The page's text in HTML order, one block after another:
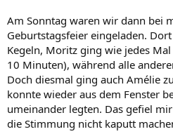
Am Sonntag waren wir dann bei
Geburtstagsfeier eingeladen.
Kegeln, Moritz ging wie jedes
10 Minuten), während alle
Doch diesmal ging auch Amélie
konnte wieder aus dem Fenster
umeinander legten. Das gefiel
die Stimmung nicht kaputt